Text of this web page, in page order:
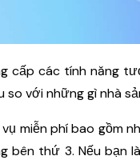
cấp các tính năng
so với những gì nhà
miễn phí bao gồm
bên thứ 3. Nếu bạn